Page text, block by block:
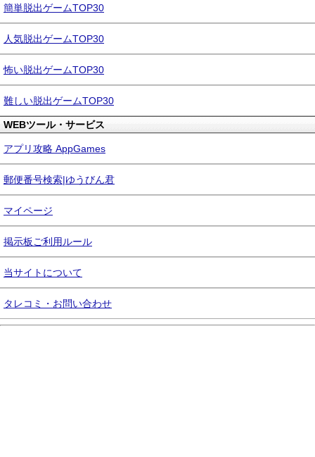
簡単脱出ゲームTOP30
人気脱出ゲームTOP30
怖い脱出ゲームTOP30
難しい脱出ゲームTOP30
WEBツール・サービス
アプリ攻略 AppGames
郵便番号検索|ゆうびん君
マイページ
掲示板ご利用ルール
当サイトについて
タレコミ・お問い合わせ